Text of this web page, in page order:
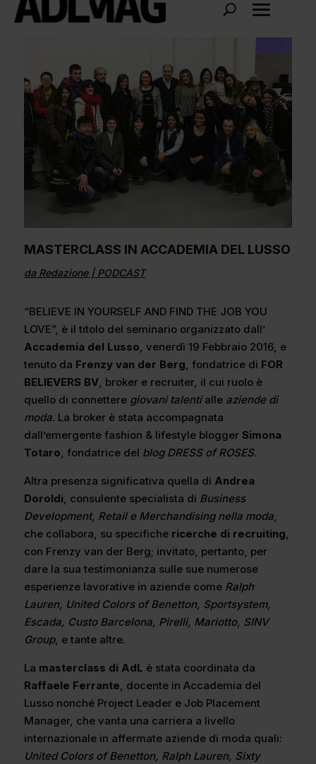
MASTERCLASS IN ACCADEMIA DEL LUSSO
da Redazione| PODCAST
“BELIEVE IN YOURSELF AND FIND THE JOB YOU
LOVE”, è il titolo del seminario organizzato dall’
Accademia del Lusso, venerdì 19 Febbraio 2016, e
tenuto da Frenzy van der Berg, fondatrice di FOR
BELIEVERS BV, broker e recruiter, il cui ruolo è
quello di connettere giovani talentialle aziende di
moda. La broker è stata accompagnata
dall’emergente fashion & lifestyle blogger Simona
Totaro, fondatrice del blog DRESS of ROSES.
Altra presenza significativa quella di Andrea
Doroldi, consulente specialista di Business
Development, Retail e Merchandising nella moda,
che collabora, su specifiche ricerche di recruiting,
con Frenzy van der Berg; invitato, pertanto, per
dare la sua testimonianza sulle sue numerose
esperienze lavorative in aziende come Ralph
Lauren, United Colors of Benetton, Sportsystem,
Escada, Custo Barcelona, Pirelli, Mariotto, SINV
Group, e tante altre.
La masterclass di AdL è stata coordinata da
Raffaele Ferrante, docente in Accademia del
Lusso nonché Project Leader e Job Placement
Manager, che vanta una carriera a livello
internazionale in affermate aziende di moda quali:
United Colors of Benetton, Ralph Lauren, Sixty